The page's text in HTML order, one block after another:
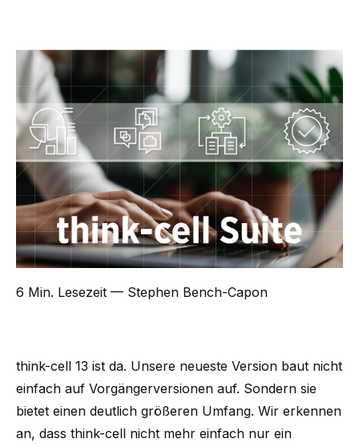
6 Min. Lesezeit — Stephen Bench-Capon
think-cell 13 ist da. Unsere neueste Version baut nicht
einfach auf Vorgängerversionen auf. Sondern sie
bietet einen deutlich größeren Umfang. Wir erkennen
an, dass think-cell nicht mehr einfach nur ein